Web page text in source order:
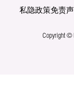
私隐政策免责
Copyright ©